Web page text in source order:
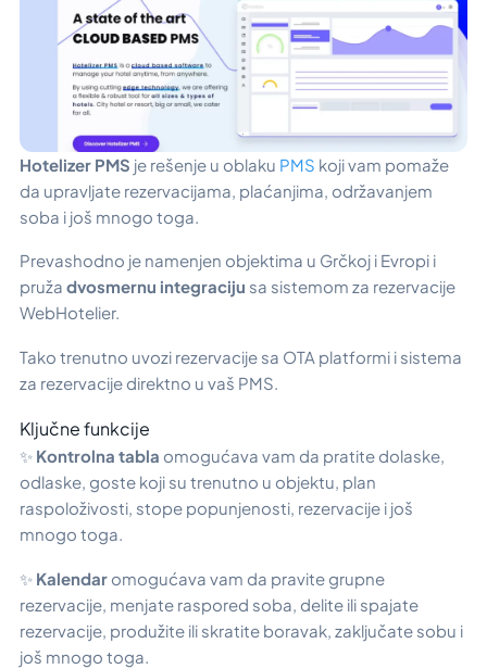
Hotelizer PMS je rešenje u oblaku PMS koji vam pomaže
da upravljate rezervacijama, plaćanjima, održavanjem
soba i još mnogo toga.
Prevashodno je namenjen objektima u Grčkoj i Evropi i
pruža dvosmernu integraciju sa sistemom za rezervacije
WebHotelier.
Tako trenutno uvozi rezervacije sa OTA platformi i sistema
za rezervacije direktno u vaš PMS.
Ključne funkcije
✨ Kontrolna tabla omogućava vam da pratite dolaske,
odlaske, goste koji su trenutno u objektu, plan
raspoloživosti, stope popunjenosti, rezervacije i još
mnogo toga.
✨ Kalendar omogućava vam da pravite grupne
rezervacije, menjate raspored soba, delite ili spajate
rezervacije, produžite ili skratite boravak, zaključate sobu i
još mnogo toga.